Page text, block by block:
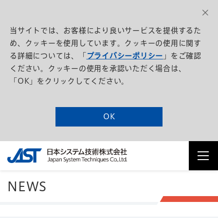
当サイトでは、お客様により良いサービスを提供するた
め、クッキーを使用しています。クッキーの使用に関す
る詳細については、「 プライバシーポリシー 」をご確認
ください。クッキーの使用を承認いただく場合は、
「OK」をクリックしてください。
OK
NEWS